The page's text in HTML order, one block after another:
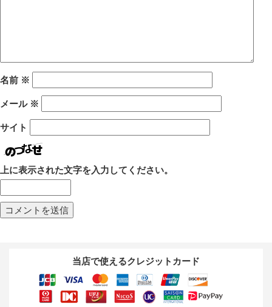
名前 ※
メール ※
サイト
上に表示された文字を入力してください。
当店で使えるクレジットカード